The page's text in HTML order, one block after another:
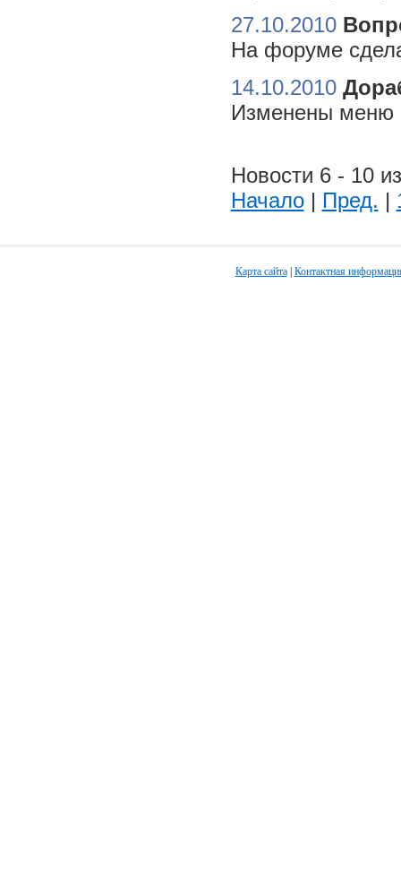
27.10.2010
На форуме
14.10.2010
Изменены меню
Новости 6 - 10
Начало| Пред. |
Карта сайта| Контактная